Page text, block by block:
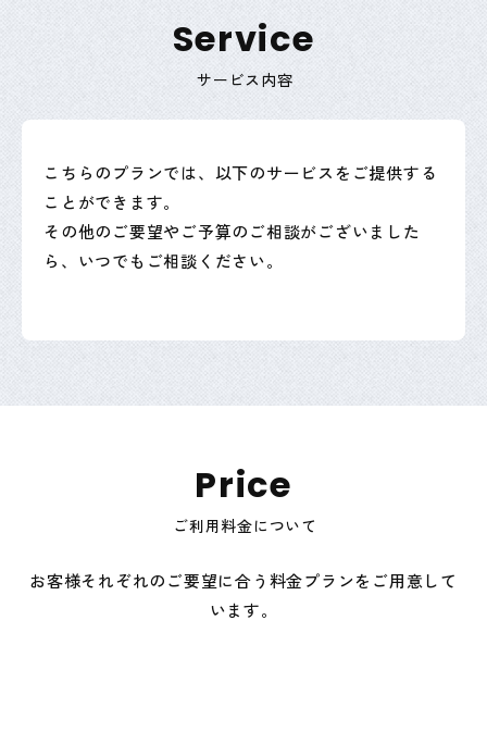
Service
サービス内容
こちらのプランでは、以下のサービスをご提供する
ことができます。
その他のご要望やご予算のご相談がございました
ら、いつでもご相談ください。
Price
ご利用料金について
お客様それぞれのご要望に合う料金プランをご用意して
います。